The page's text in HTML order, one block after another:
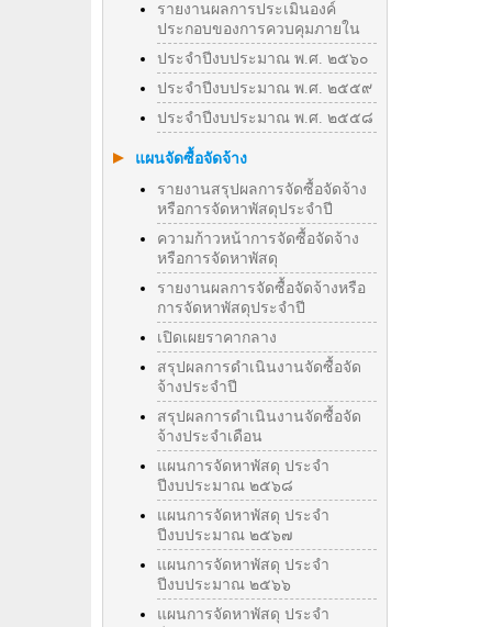
รายงานผลการประเมินองค์
ประกอบของการควบคุมภายใน
ประจำปีงบประมาณ พ.ศ. ๒๕๖๐
ประจำปีงบประมาณ พ.ศ. ๒๕๕๙
ประจำปีงบประมาณ พ.ศ. ๒๕๕๘
แผนจัดซื้อจัดจ้าง
รายงานสรุปผลการจัดซื้อจัดจ้าง
หรือการจัดหาพัสดุประจำปี
ความก้าวหน้าการจัดซื้อจัดจ้าง
หรือการจัดหาพัสดุ
รายงานผลการจัดซื้อจัดจ้างหรือ
การจัดหาพัสดุประจําปี
เปิดเผยราคากลาง
สรุปผลการดำเนินงานจัดซื้อจัด
จ้างประจำปี
สรุปผลการดำเนินงานจัดซื้อจัด
จ้างประจำเดือน
แผนการจัดหาพัสดุ ประจำ
ปีงบประมาณ ๒๕๖๘
แผนการจัดหาพัสดุ ประจำ
ปีงบประมาณ ๒๕๖๗
แผนการจัดหาพัสดุ ประจำ
ปีงบประมาณ ๒๕๖๖
แผนการจัดหาพัสดุ ประจำ